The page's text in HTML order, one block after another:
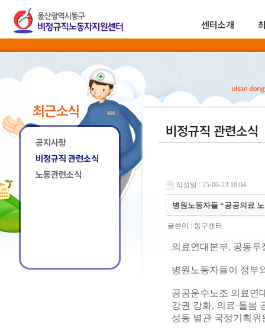
센터소개
최근소식
공지사항
비정규직 관련소식
노동관련소식
비정규직 관련소식
작성일 : 25-06-23 10:04
병원노동자들 “공공의료
글쓴이 : 동구센터
의료연대본부, 공동
병원노동자들이 정부
공공운수노조 의료연
강권 강화, 의료·돌봄
성동 별관 국정기획